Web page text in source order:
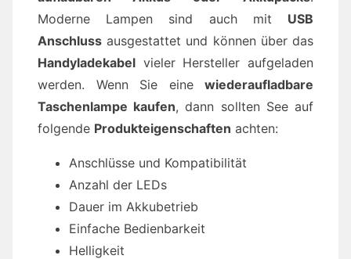
Moderne Lampen sind auch mit USB
Anschluss ausgestattet und können über das
Handyladekabel vieler Hersteller aufgeladen
werden. Wenn Sie eine wiederaufladbare
Taschenlampe kaufen, dann sollten See auf
folgende Produkteigenschaften achten:
Anschlüsse und Kompatibilität
Anzahl der LEDs
Dauer im Akkubetrieb
Einfache Bedienbarkeit
Helligkeit